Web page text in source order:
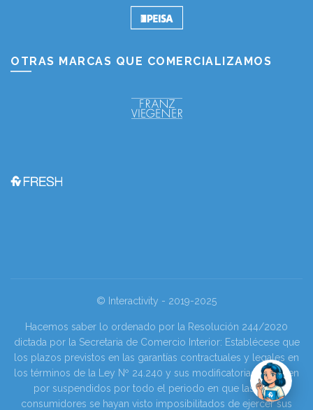
OTRAS MARCAS QUE COMERCIALIZAMOS
© Interactivity - 2019-2025
Hacemos saber lo ordenado por la Resolución 244/2020
dictada por la Secretaria de Comercio Interior: Establécese que
los plazos previstos en las garantías contractuales y legales en
los términos de la Ley Nº 24.240 y sus modificatorias se tienen
por suspendidos por todo el periodo en que las y los
consumidores se hayan visto imposibilitados de ejercer sus